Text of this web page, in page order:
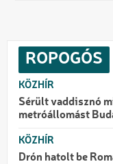
ROPOGÓS
KÖZHÍR
Sérült vaddisznó
metróállomást
KÖZHÍR
Drón hatolt be